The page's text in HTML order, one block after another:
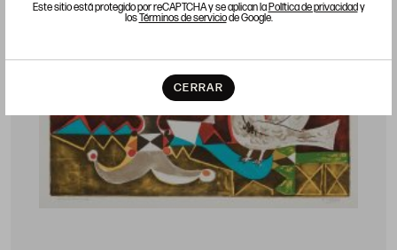
Este sitio está protegido por reCAPTCHA y se aplican laPolítica de privacidady
losTérminos de serviciode Google.
CERRAR